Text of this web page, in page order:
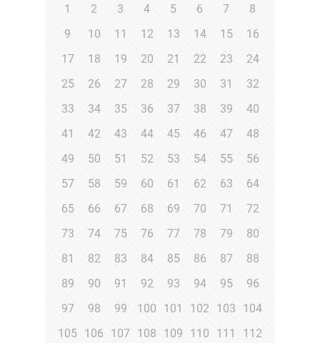
1 2 3 4 5 6 7
8
9
10 11 12 13 14 15
16
17
18 19 20 21 22 23
24
25
26 27 28 29 30 31
32
33
34 35 36 37 38 39
40
41
42 43 44 45 46 47
48
49
50 51 52 53 54 55
56
57
58 59 60 61 62 63
64
65
66 67 68 69 70 71
72
73
74 75 76 77 78 79
80
81
82 83 84 85 86 87
88
89
90 91 92 93 94 95
96
97
98 99 100 101 102 103
104
105
106 107 108 109 110 111
112